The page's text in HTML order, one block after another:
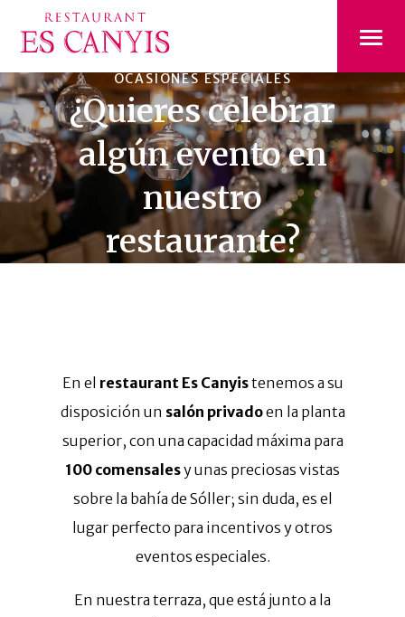
OCASIONES ESPECIALES
¿Quieres celebrar
algún evento en
nuestro
restaurante?
En el restaurant Es Canyistenemos a su
disposición un salón privadoen la planta
superior, con una capacidad máxima para
100 comensalesy unas preciosas vistas
sobre la bahía de Sóller; sin duda, es el
lugar perfecto para incentivos y otros
eventos especiales.
En nuestra terraza, que está junto a la